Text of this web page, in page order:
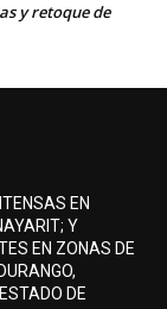
y retoque de
EN
Y
EN ZONAS DE
DE